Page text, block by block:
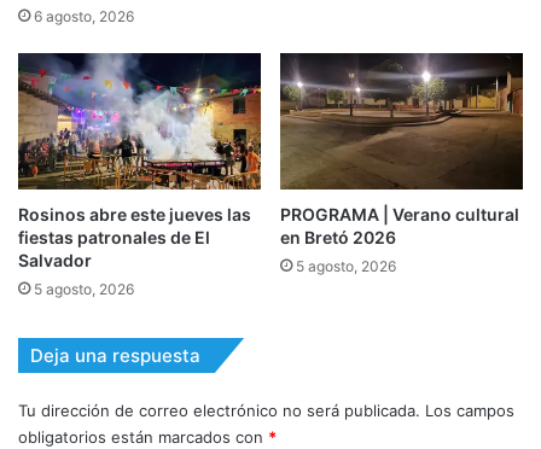
6 agosto, 2026
Rosinos abre este jueves las
fiestas patronales de El
Salvador
5 agosto, 2026
PROGRAMA | Verano cultural
en Bretó 2026
5 agosto, 2026
Deja una respuesta
Tu dirección de correo electrónico no será publicada. Los campos
obligatorios están marcados con *